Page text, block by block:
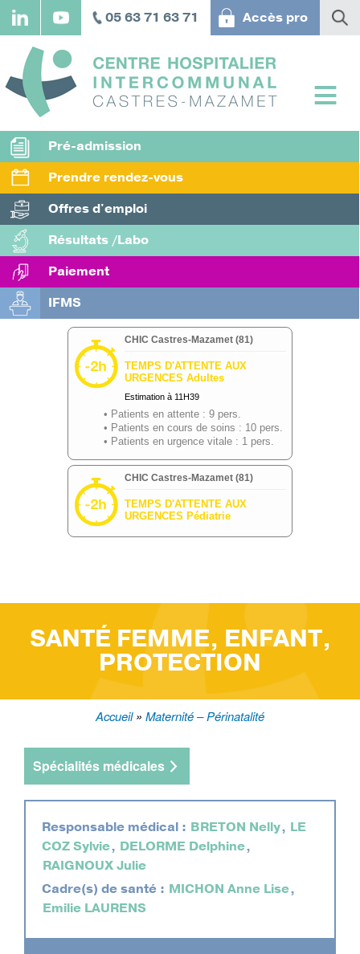
Aller
principal
05 63 71 63 71 Accès pro
Pré-admission
Prendre rendez-vous
Offres d'emploi
Résultats /Labo
Paiement
IFMS
SANTÉ FEMME, ENFANT,
PROTECTION
d'Ariane
Accueil Maternité – Périnatalité
Spécialités médicales
Responsable médical : BRETON Nelly, LE
COZ Sylvie, DELORME Delphine,
RAIGNOUX Julie
Cadre(s) de santé : MICHON Anne Lise,
Emilie LAURENS